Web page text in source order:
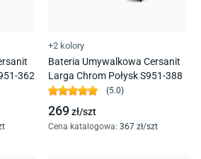
362
+2 kolory
Bateria Umywalkowa Cersanit
Larga Chrom Połysk S951-388
(5.0)
269zł/szt
Cena katalogowa: 367 zł/szt